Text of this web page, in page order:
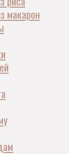
макарон